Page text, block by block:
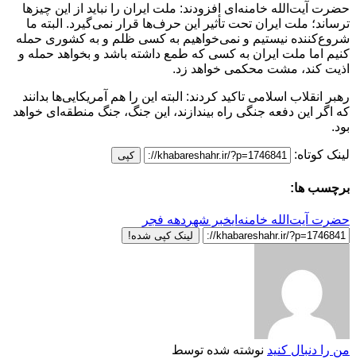
حضرت آیت‌الله خامنه‌ای افزودند: ملت ایران را نباید از این چیزها
ترساند؛ ملت ایران تحت تأثیر این حرف‌ها قرار نمی‌گیرد. البته ما
شروع‌کننده نیستیم و نمی‌خواهیم به کسی ظلم و به کشوری حمله
کنیم اما ملت ایران به کسی که طمع داشته باشد و بخواهد حمله و
اذیت کند، مشت محکمی خواهد زد.
رهبر انقلاب اسلامی تاکید کردند: البته این را هم آمریکایی‌ها بدانند
که اگر این دفعه جنگی راه بیندازند، این جنگ، جنگ منطقه‌ای خواهد
بود.
لینک کوتاه: کپی
برچسب ها:
حضرت آیت‌الله خامنه‌ایخبر شهر دهه فجر
لینک کپی شده!
من را دنبال کنید نوشته شده توسط